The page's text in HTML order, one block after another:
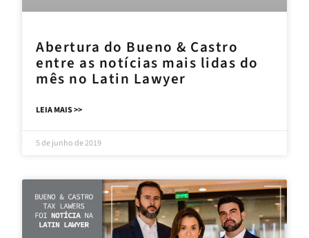
Abertura do Bueno & Castro
entre as notícias mais lidas do
mês no Latin Lawyer
LEIA MAIS >>
5 de junho de 2019